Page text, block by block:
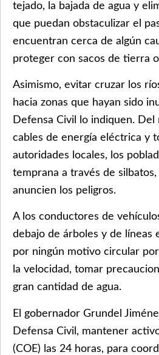
tejado, la bajada de agua y
que puedan obstaculizar el
encuentran cerca de algún
proteger con sacos de tierra
Asimismo, evitar cruzar los
hacia zonas que hayan sido
Defensa Civil lo indiquen.
cables de energía eléctrica y
autoridades locales, los
temprana a través de
anuncien los peligros.
A los conductores de
debajo de árboles y de líneas
por ningún motivo circular
la velocidad, tomar
gran cantidad de agua.
El gobernador Grundel
Defensa Civil, mantener
(COE) las 24 horas, para